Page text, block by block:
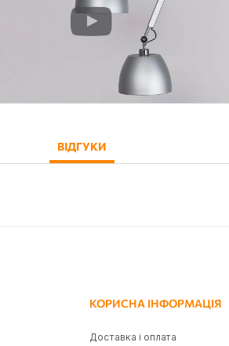
ВІДГУКИ
КОРИСНА ІНФОРМАЦІЯ
Доставка і оплата